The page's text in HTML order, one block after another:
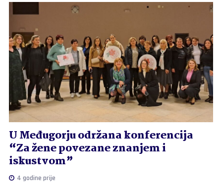
U Međugorju održana konferencija
“Za žene povezane znanjem i
iskustvom”
4 godine prije